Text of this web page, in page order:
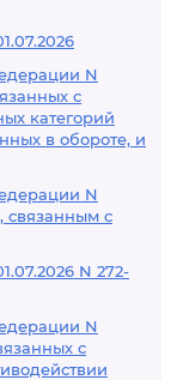
N
с
категорий
в обороте, и
N
связанным с
N 272-
N
с